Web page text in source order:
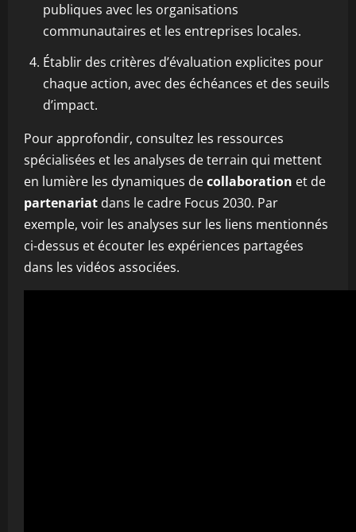
publiques avec les organisations
communautaires et les entreprises locales.
Établir des critères d’évaluation explicites pour
chaque action, avec des échéances et des seuils
d’impact.
Pour approfondir, consultez les ressources
spécialisées et les analyses de terrain qui mettent
en lumière les dynamiques decollaboration et de
partenariat dans le cadre Focus 2030. Par
exemple, voir les analyses sur les liens mentionnés
ci-dessus et écouter les expériences partagées
dans les vidéos associées.